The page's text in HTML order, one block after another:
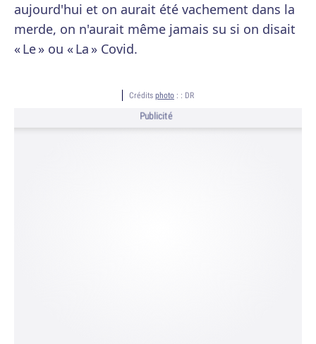
aujourd'hui et on aurait été vachement dans la
merde, on n'aurait même jamais su si on disait
« Le » ou « La » Covid.
Crédits photo : : DR
Publicité